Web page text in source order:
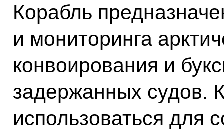
Корабль
и мониторинга
конвоирования и
задержанных судов.
использоваться для